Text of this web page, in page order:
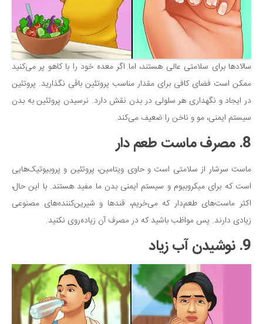
سالادها برای سلامتی عالی هستند، اما اگر معده خود را با کاهو پر می‌کنید
ممکن است فضای کافی برای مقدار مناسب پروتئین باقی نگذارید. پروتئین
در ایجاد و نگهداری هر سلولی در بدن نقش دارد. نرسیدن پروتئین به بدن
سیستم ایمنی، مو و ناخن را ضعیف می‌کند.
8. مصرف ماست طعم دار
ماست سرشار از سلامتی است و حاوی ویتامین، پروتئین و پروبیوتیک‌هایی
است که برای میکروبیوم و سیستم ایمنی بدن ما مفید هستند. با این حال،
اکثر ماست‌های طعم‌دار که می‌خریم، قندها و شیرین‌کننده‌های مصنوعی
زیادی دارند. پس مواظب باشید که در مصرف آن زیاده‌روی نکنید.
9. نوشیدن آب زیاد